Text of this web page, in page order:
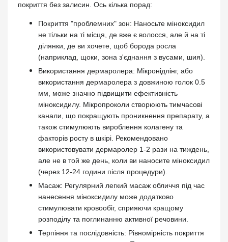
покриття без залисин. Ось кілька порад:
Покриття "проблемних" зон: Наносьте міноксидил
не тільки на ті місця, де вже є волосся, але й на ті
ділянки, де ви хочете, щоб борода росла
(наприклад, щоки, зона з'єднання з вусами, шия).
Використання дермаролера: Мікронідлінг, або
використання дермаролера з довжиною голок 0.5
мм, може значно підвищити ефективність
міноксидилу. Мікропроколи створюють тимчасові
канали, що покращують проникнення препарату, а
також стимулюють вироблення колагену та
факторів росту в шкірі. Рекомендовано
використовувати дермаролер 1-2 рази на тиждень,
але не в той же день, коли ви наносите міноксидил
(через 12-24 години після процедури).
Масаж: Регулярний легкий масаж обличчя під час
нанесення міноксидилу може додатково
стимулювати кровообіг, сприяючи кращому
розподілу та поглинанню активної речовини.
Терпіння та послідовність: Рівномірність покриття